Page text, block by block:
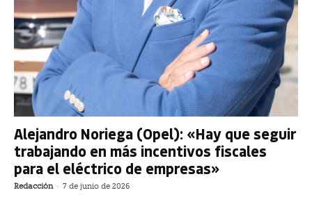
Alejandro Noriega (Opel): «Hay que seguir
trabajando en más incentivos fiscales
para el eléctrico de empresas»
Redacción - 7 de junio de 2026